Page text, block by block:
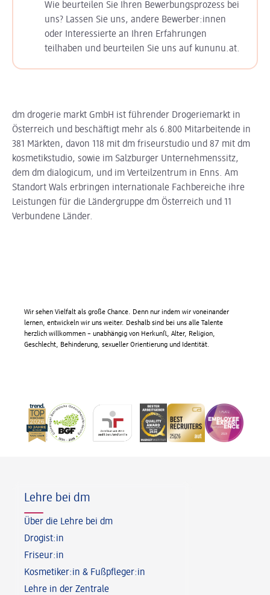
Wie beurteilen Sie Ihren Bewerbungsprozess bei
uns? Lassen Sie uns, andere Bewerber:innen
oder Interessierte an Ihren Erfahrungen
teilhaben und beurteilen Sie uns auf kununu.at.
dm drogerie markt GmbH ist führender Drogeriemarkt in
Österreich und beschäftigt mehr als 6.800 Mitarbeitende in
381 Märkten, davon 118 mit dm friseurstudio und 87 mit dm
kosmetikstudio, sowie im Salzburger Unternehmenssitz,
dem dm dialogicum, und im Verteilzentrum in Enns. Am
Standort Wals erbringen internationale Fachbereiche ihre
Leistungen für die Ländergruppe dm Österreich und 11
Verbundene Länder.
Wir sehen Vielfalt als große Chance. Denn nur indem wir voneinander
lernen, entwickeln wir uns weiter. Deshalb sind bei uns alle Talente
herzlich willkommen – unabhängig von Herkunft, Alter, Religion,
Geschlecht, Behinderung, sexueller Orientierung und Identität.
Lehre bei dm
Über die Lehre bei dm
Drogist:in
Friseur:in
Kosmetiker:in & Fußpfleger:in
Lehre in der Zentrale